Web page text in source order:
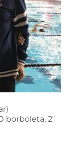
borboleta, 2º